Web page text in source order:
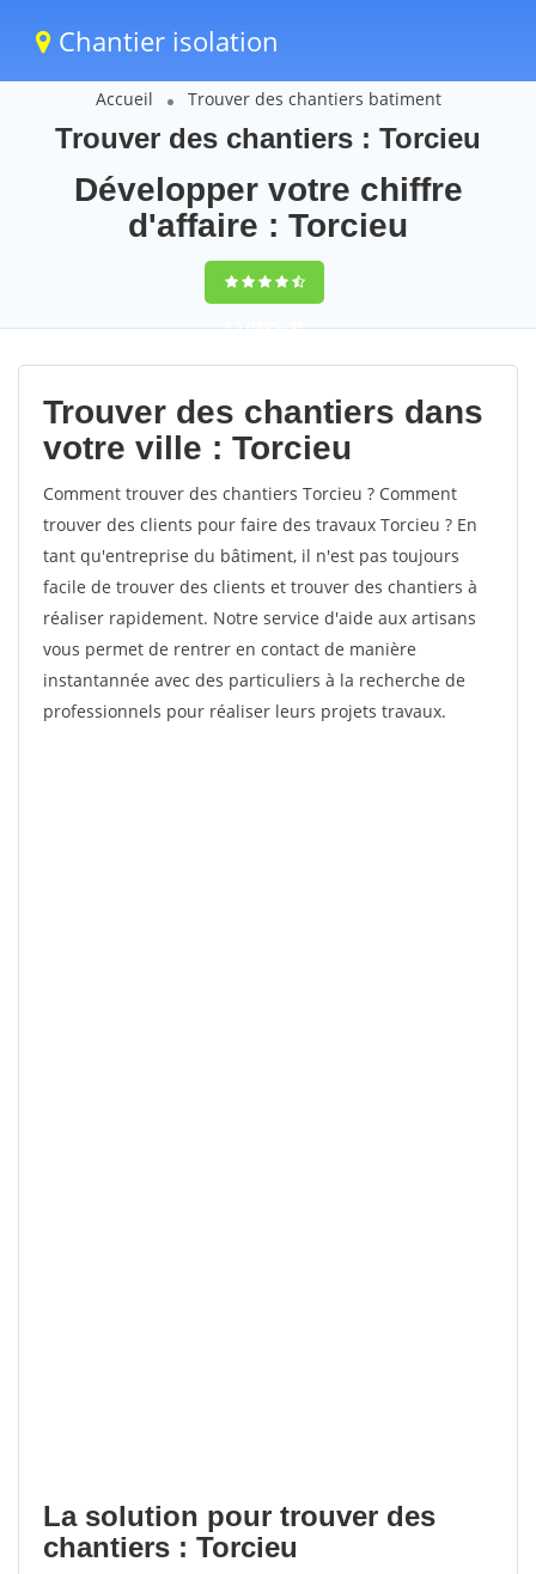
Chantier isolation
Accueil Trouver des chantiers batiment
Trouver des chantiers : Torcieu
Développer votre chiffre
d'affaire : Torcieu
9,5(100%)59
votes
Trouver des chantiers dans
votre ville : Torcieu
Comment trouver des chantiers Torcieu ? Comment
trouver des clients pour faire des travaux Torcieu ? En
tant qu'entreprise du bâtiment, il n'est pas toujours
facile de trouver des clients et trouver des chantiers à
réaliser rapidement. Notre service d'aide aux artisans
vous permet de rentrer en contact de manière
instantannée avec des particuliers à la recherche de
professionnels pour réaliser leurs projets travaux.
La solution pour trouver des
chantiers : Torcieu